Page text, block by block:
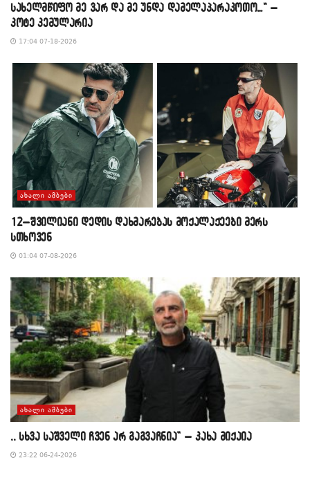
სახელმწიფო მე ვარ და მე უნდა დამელაპარაკოთო…“ –
კოტე კემულარია
17:04 07-18-2026
ᲐᲮᲐᲚᲘ ᲐᲛᲑᲔᲑᲘ
12–შვილიანი დედის დახმარებას მოქალაქეები მერს
სთხოვენ
01:04 07-08-2026
ᲐᲮᲐᲚᲘ ᲐᲛᲑᲔᲑᲘ
,, სხვა საშველი ჩვენ არ გაგვაჩნია” – კახა მიქაია
23:22 06-24-2026